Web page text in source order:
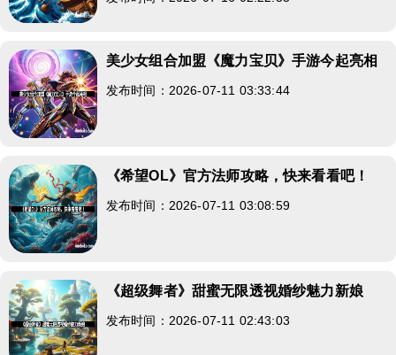
美少女组合加盟《魔力宝贝》手游今起亮相
发布时间：2026-07-11 03:33:44
《希望OL》官方法师攻略，快来看看吧！
发布时间：2026-07-11 03:08:59
《超级舞者》甜蜜无限透视婚纱魅力新娘
发布时间：2026-07-11 02:43:03